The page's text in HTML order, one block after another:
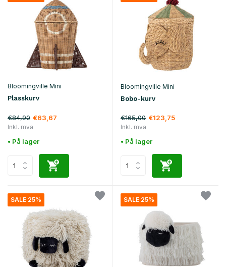
Bloomingville Mini
Plasskurv
€84,90 €63,67
Inkl. mva
• På lager
Bloomingville Mini
Bobo-kurv
€165,00 €123,75
Inkl. mva
• På lager
SALE 25% SALE 25%